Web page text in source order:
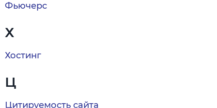
Фьючерс
Х
Хостинг
Ц
Цитируемость сайта